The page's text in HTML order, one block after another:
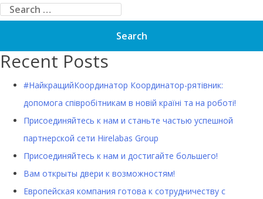
в
Search
for:
Recent Posts
#НайкращийКоординатор Координатор-рятівник:
допомога співробітникам в новій країні та на роботі!
Присоединяйтесь к нам и станьте частью успешной
партнерской сети Hirelabas Group
Присоединяйтесь к нам и достигайте большего!
Вам открыты двери к возможностям!
Европейская компания готова к сотрудничеству с